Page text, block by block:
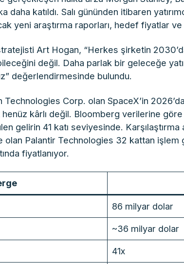
daha katıldı. Salı gününden itibaren
yeni araştırma raporları, hedef fiyatlar
Art Hogan, “Herkes şirketin
değil. Daha parlak bir geleceğe
değerlendirmesinde bulundu.
Technologies Corp. olan SpaceX’in
kârlı değil. Bloomberg verilerine göre
gelirin 41 katı seviyesinde. Karşılaştırma
olan Palantir Technologies 32 kattan
fiyatlanıyor.
86 milyar dolar
~36 milyar dolar
41x